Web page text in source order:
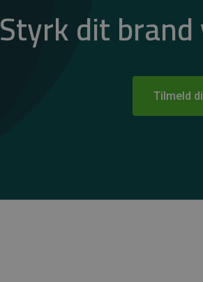
Styrk dit
Tilmeld